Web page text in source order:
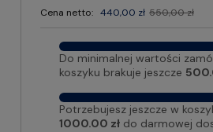
Cena netto: 440,00 zł 550,00 zł
Do minimalnej wartości
koszyku brakuje jeszcze
Potrzebujesz jeszcze w
1000.00 zł do darmowej